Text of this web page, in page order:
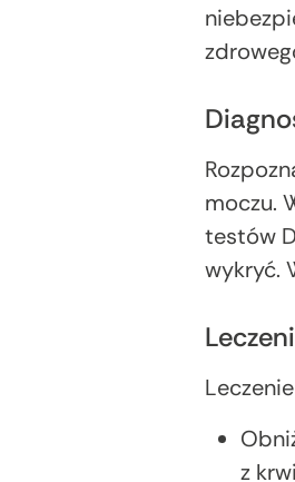
moczu.
testów
wykryć.
z